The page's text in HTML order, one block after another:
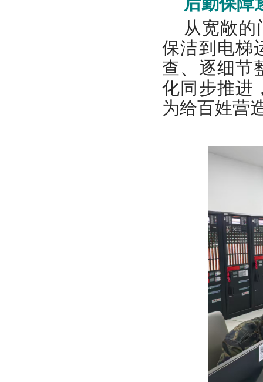
从宽敞的
保洁到电梯
查、逐细节
化同步推进
为给百姓营